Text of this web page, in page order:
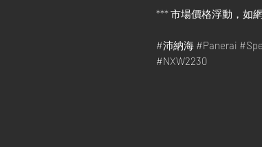
*** 市場價格浮動，如
#沛納海 #Panerai
#NXW2230